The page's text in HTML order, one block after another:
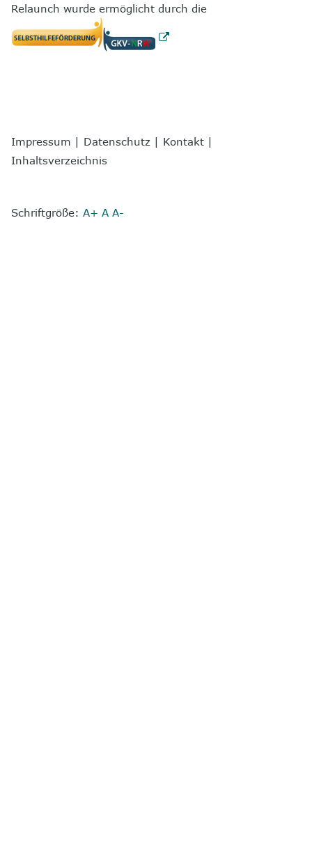
Relaunch wurde ermöglicht durch die
Impressum | Datenschutz | Kontakt |
Inhaltsverzeichnis
Schriftgröße: A+ A A-